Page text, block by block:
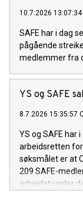
10.7.2026 13:07:34
SAFE har i dag
pågående
medlemmer fra
YS og SAFE
8.7.2026 15:35:57
YS og SAFE har
arbeidsretten
søksmålet er at
209 SAFE-
arbeidet under